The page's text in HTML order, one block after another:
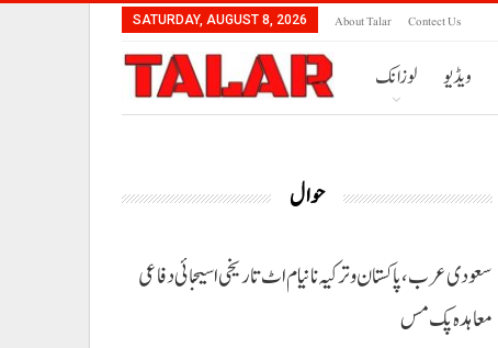
SATURDAY, AUGUST 8, 2026 About Talar Contect Us
لوزانک ویڈیو
حوال
سعودی عرب، پاکستان و ترکیہ نا نیام اٹ تاریخی اسیجائی دفاعی
معاہدہ پک مس